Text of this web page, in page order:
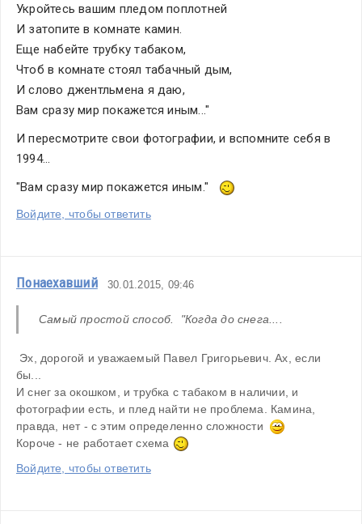
Укройтесь вашим пледом поплотней
И затопите в комнате камин.
Еще набейте трубку табаком,
Чтоб в комнате стоял табачный дым,
И слово джентльмена я даю,
Вам сразу мир покажется иным..."
И пересмотрите свои фотографии, и вспомните себя в
1994...
"Вам сразу мир покажется иным."
Войдите, чтобы ответить
Понаехавший 30.01.2015, 09:46
Самый простой способ.  "Когда до снега....
бы...
И снег за окошком, и трубка с табаком в наличии, и
фотографии есть, и плед найти не проблема. Камина,
правда, нет - с этим определенно сложности
Короче - не работает схема
Войдите, чтобы ответить